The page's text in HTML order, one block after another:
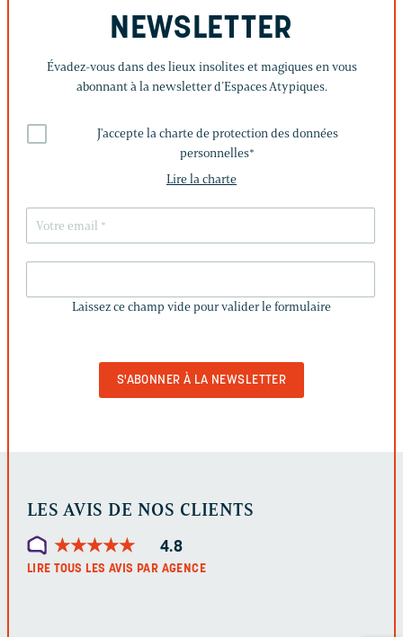
NEWSLETTER
Évadez-vous dans des lieux insolites et magiques en vous
abonnant à la newsletter d’Espaces Atypiques.
J'accepte la charte de protection des données
personnelles*
Lire la charte
CHAMP
Laissez ce champ vide pour valider le formulaire
LES AVIS DE NOS CLIENTS
★★★★★
★★★★★ 4.8
LIRE TOUS LES AVIS PAR AGENCE